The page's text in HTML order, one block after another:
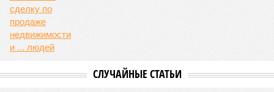
принятие указанных мер позволило избежать
возникновения массовых инфекционных заболеваний
среди детей, находившихся в оздоровительных
учреждениях.
Помимо этого, специалистами проводился лабораторный